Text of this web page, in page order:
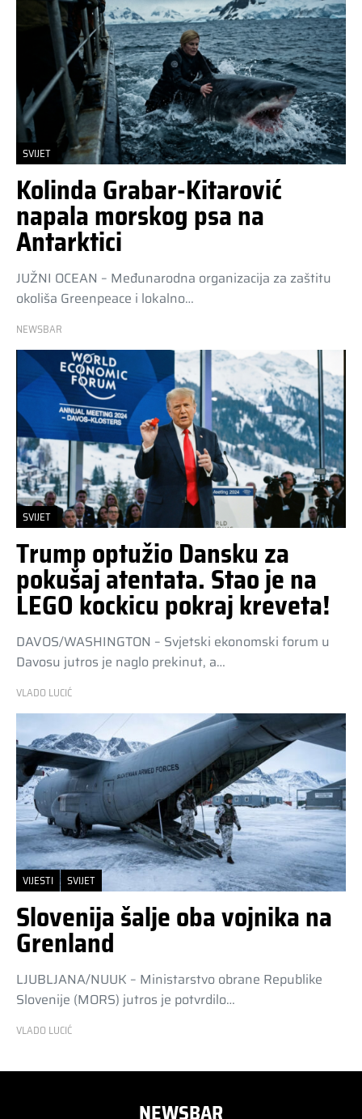
SVIJET
Kolinda Grabar-Kitarović
napala morskog psa na
Antarktici
JUŽNI OCEAN – Međunarodna organizacija za zaštitu
okoliša Greenpeace i lokalno…
NEWSBAR
SVIJET
Trump optužio Dansku za
pokušaj atentata. Stao je na
LEGO kockicu pokraj kreveta!
DAVOS/WASHINGTON – Svjetski ekonomski forum u
Davosu jutros je naglo prekinut, a…
VLADO LUCIĆ
VIJESTI SVIJET
Slovenija šalje oba vojnika na
Grenland
LJUBLJANA/NUUK – Ministarstvo obrane Republike
Slovenije (MORS) jutros je potvrdilo…
VLADO LUCIĆ